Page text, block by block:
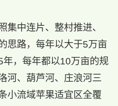
集中连片、整村推进、
思路，每年以大于5万亩
，每年都以10万亩的规
河、葫芦河、庄浪河三
小流域苹果适宜区全覆